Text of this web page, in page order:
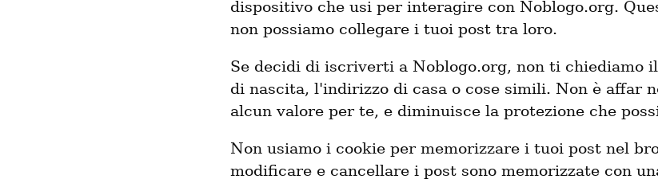
dispositivo che usi per interagire con Noblogo.org.
non possiamo collegare i tuoi post tra loro.
Se decidi di iscriverti a Noblogo.org, non ti chiediamo
di nascita, l'indirizzo di casa o cose simili. Non è affar
alcun valore per te, e diminuisce la protezione che
Non usiamo i cookie per memorizzare i tuoi post nel
modificare e cancellare i post sono memorizzate con